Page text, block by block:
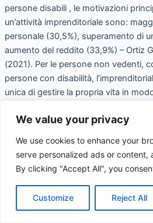
We value your privacy
We use cookies to enhance your
serve personalized ads or content,
By clicking "Accept All", you
Customize Reject All
persone disabili , le motivazioni
un’attività imprenditoriale sono:
personale (30,5%), superamento di
aumento del reddito (33,9%) – Ortiz
(2021). Per le persone non vedenti,
persone con disabilità,
unica di gestire la propria vita in
accessibili. L’imprenditorialità, per le
sociale significativo per l’intero
aziende e le imprese gestite da
quelle dei non vedenti,
per altri gruppi vulnerabili Ridurre la